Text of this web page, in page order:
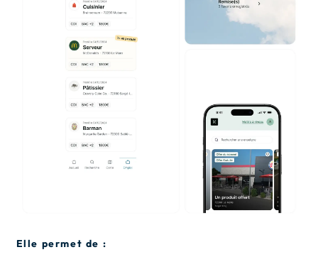
Elle permet de :